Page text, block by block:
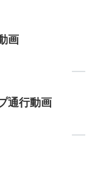
画
通行動画